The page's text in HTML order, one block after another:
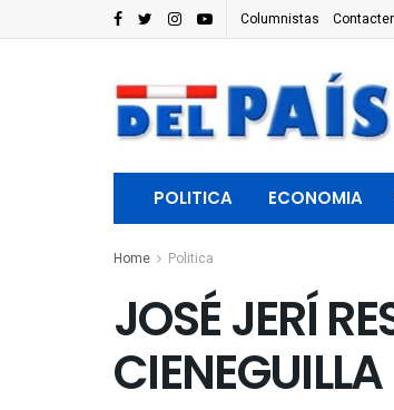
Columnistas
POLITICA ECONOMIA
Home Politica
JOSÉ JERÍ
CIENEGUILLA